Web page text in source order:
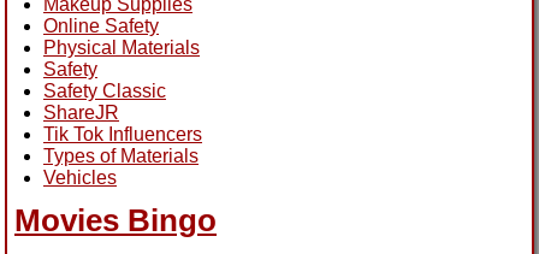
Online Safety
Physical Materials
Safety
Safety Classic
ShareJR
Tik Tok Influencers
Types of Materials
Vehicles
Movies Bingo